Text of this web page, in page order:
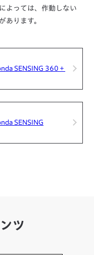
よっては、作動しない
あります。
SENSING 360＋
SENSING
ツ